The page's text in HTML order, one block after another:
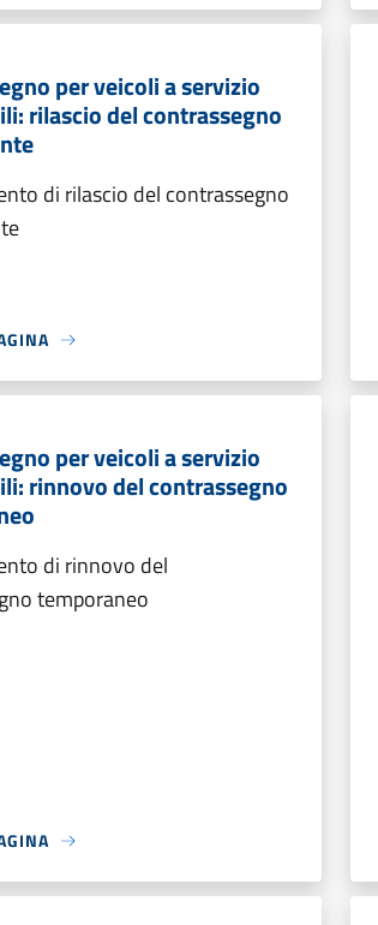
per veicoli a servizio
rilascio del contrassegno
di rilascio del contrassegno
per veicoli a servizio
rinnovo del contrassegno
di rinnovo del
temporaneo